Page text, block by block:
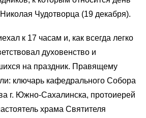
Чудотворца (19 декабря).
к 17 часам и, как всегда легко
духовенство и
на праздник. Правящему
ключарь кафедрального Собора
г. Южно-Сахалинска, протоиерей
храма Святителя